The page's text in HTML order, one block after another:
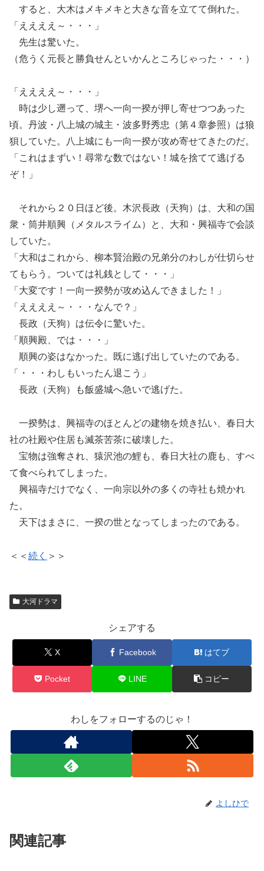
すると、大木はメキメキと大きな音を立てて倒れた。
「ええええ～・・・」
先生は驚いた。
（危うく元長と勝負せんといかんところじゃった・・・）
「ええええ～・・・」
時は少し遡って、堺へ一向一揆が押し寄せつつあった
頃。丹波・八上城の城主・波多野秀忠（第４章参照）は狼
狽していた。八上城にも一向一揆が攻め寄せてきたのだ。
「これはまずい！尋常な数ではない！城を捨てて逃げる
ぞ！」
それから２０日ほど後。木沢長政（天狗）は、大和の国
衆・筒井順興（メタルスライム）と、大和・興福寺で会談
していた。
「大和はこれから、柳本賢治殿の兄弟分のわしが仕切らせ
てもらう。ついては礼銭として・・・」
「大変です！一向一揆勢が攻め込んできました！」
「ええええ～・・・なんで？」
長政（天狗）は伝令に驚いた。
「順興殿、では・・・」
順興の姿はなかった。既に逃げ出していたのである。
「・・・わしもいったん退こう」
長政（天狗）も飯盛城へ急いで逃げた。
一揆勢は、興福寺のほとんどの建物を焼き払い、春日大
社の社殿や住居も滅茶苦茶に破壊した。
宝物は強奪され、猿沢池の鯉も、春日大社の鹿も、すべ
て食べられてしまった。
興福寺だけでなく、一向宗以外の多くの寺社も焼かれ
た。
天下はまさに、一揆の世となってしまったのである。
＜＜ 続く ＞＞
大河ドラマ
シェアする
X Facebook はてブ
Pocket LINE コピー
わしをフォローするのじゃ！
よしひで
関連記事